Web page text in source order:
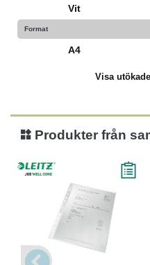
Vit
Format
A4
Visa
Produkter från